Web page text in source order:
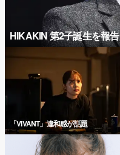
HIKAKIN 第2子誕生を報告
「VIVANT」違和感が話題